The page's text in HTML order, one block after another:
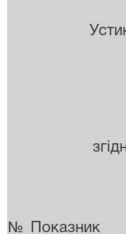
№ Показник